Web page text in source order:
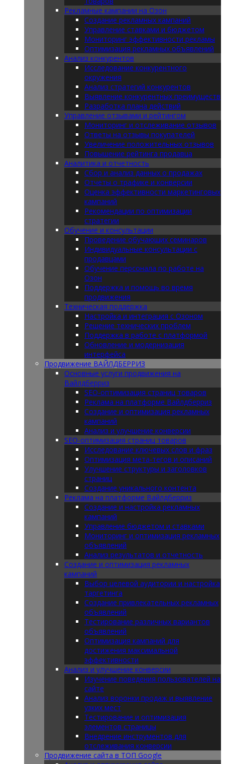
Рекламные кампании на Озон
Создание рекламных кампаний
Управление ставками и бюджетом
Мониторинг эффективности рекламы
Оптимизация рекламных объявлений
Анализ конкурентов
Исследование конкурентного
окружения
Анализ стратегий конкурентов
Выявление конкурентных преимуществ
Разработка плана действий
Управление отзывами и рейтингом
Мониторинг и отслеживание отзывов
Ответы на отзывы покупателей
Увеличение положительных отзывов
Повышение рейтинга продавца
Аналитика и отчетность
Сбор и анализ данных о продажах
Отчеты о трафике и конверсии
Оценка эффективности маркетинговых
кампаний
Рекомендации по оптимизации
стратегии
Обучение и консультации
Проведение обучающих семинаров
Индивидуальные консультации с
продавцами
Обучение персонала по работе на
Озон
Поддержка и помощь во время
продвижения
Техническая поддержка
Настройка и интеграция с Озоном
Решение технических проблем
Поддержка в работе с платформой
Обновление и модернизация
интерфейса
Продвижение ВАЙЛДБЕРРИЗ
Основные услуги продвижения на
Вайлдберриз
SEO-оптимизация страниц товаров
Реклама на платформе Вайлдберриз
Создание и оптимизация рекламных
кампаний
Анализ и улучшение конверсии
SEO-оптимизация страниц товаров
Исследование ключевых слов и фраз
Оптимизация мета-тегов и описаний
Улучшение структуры и заголовков
страниц
Создание уникального контента
Реклама на платформе Вайлдберриз
Создание и настройка рекламных
кампаний
Управление бюджетом и ставками
Мониторинг и оптимизация рекламных
объявлений
Анализ результатов и отчетность
Создание и оптимизация рекламных
кампаний
Выбор целевой аудитории и настройка
таргетинга
Создание привлекательных рекламных
объявлений
Тестирование различных вариантов
объявлений
Оптимизация кампаний для
достижения максимальной
эффективности
Анализ и улучшение конверсии
Изучение поведения пользователей на
сайте
Анализ воронки продаж и выявление
узких мест
Тестирование и оптимизация
элементов страницы
Внедрение инструментов для
отслеживания конверсии
Продвижение сайта в ТОП Google